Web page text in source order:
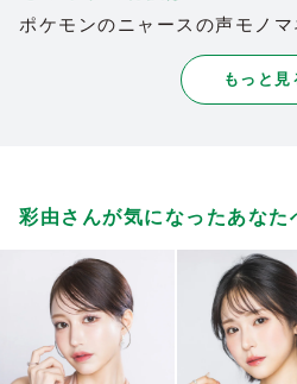
あゆちゃん、これからも
ポケモンのニャースの声モノマ
もっと見
彩由さんが気になったあなた